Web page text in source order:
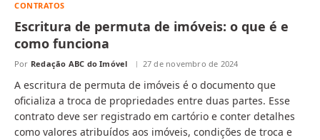
CONTRATOS
Escritura de permuta de imóveis: o que é e
como funciona
Por Redação ABC do Imóvel 27 de novembro de 2024
A escritura de permuta de imóveis é o documento que
oficializa a troca de propriedades entre duas partes. Esse
contrato deve ser registrado em cartório e conter detalhes
como valores atribuídos aos imóveis, condições de troca e